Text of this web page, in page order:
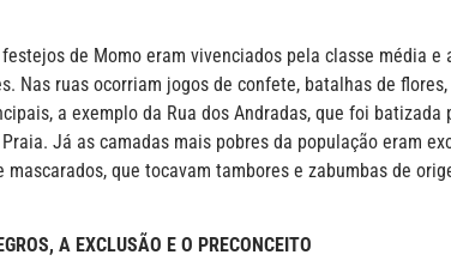
de Momo eram vivenciados pela classe média e
Nas ruas ocorriam jogos de confete, batalhas de
a exemplo da Rua dos Andradas, que foi batizada
Já as camadas mais pobres da população eram
que tocavam tambores e zabumbas de
A EXCLUSÃO E O PRECONCEITO